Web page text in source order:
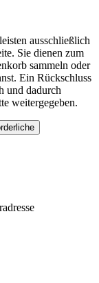
ausschließlich
Sie dienen zum
sammeln oder
Ein Rückschluss
und dadurch
weitergegeben.